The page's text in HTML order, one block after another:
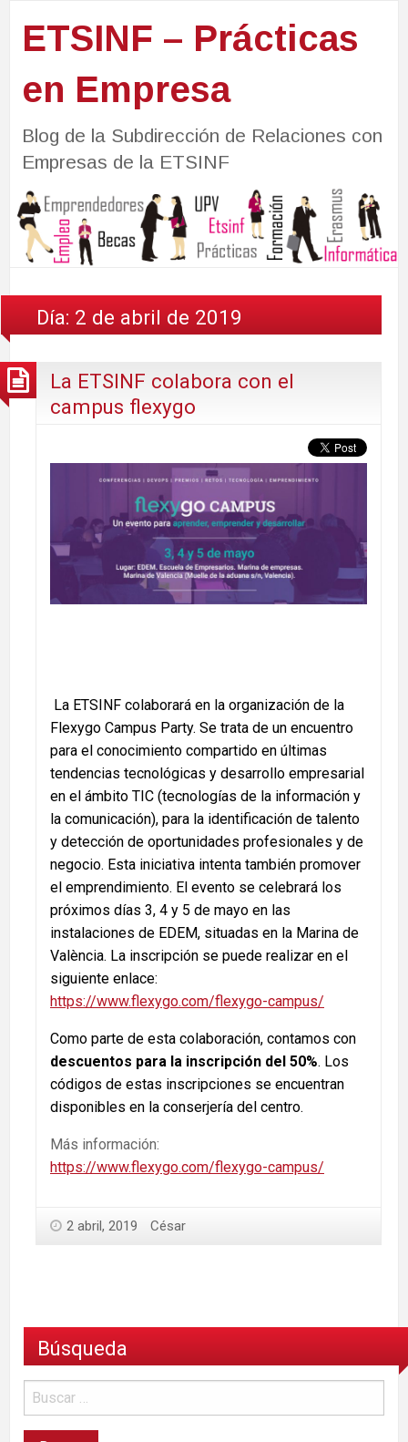
ETSINF – Prácticas
en Empresa
Blog de la Subdirección de Relaciones con
Empresas de la ETSINF
Día: 2 de abril de 2019
La ETSINF colabora con el
campus flexygo
La ETSINF colaborará en la organización de la
Flexygo Campus Party. Se trata de un encuentro
para el conocimiento compartido en últimas
tendencias tecnológicas y desarrollo empresarial
en el ámbito TIC (tecnologías de la información y
la comunicación), para la identificación de talento
y detección de oportunidades profesionales y de
negocio. Esta iniciativa intenta también promover
el emprendimiento. El evento se celebrará los
próximos días 3, 4 y 5 de mayo en las
instalaciones de EDEM, situadas en la Marina de
València. La inscripción se puede realizar en el
siguiente enlace:
https://www.flexygo.com/flexygo-campus/
Como parte de esta colaboración, contamos con
descuentos para la inscripción del 50%. Los
códigos de estas inscripciones se encuentran
disponibles en la conserjería del centro.
Más información:
https://www.flexygo.com/flexygo-campus/
2 abril, 2019 César
Búsqueda